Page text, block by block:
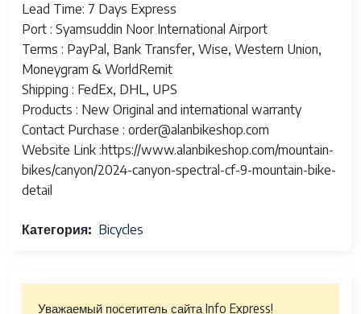
Lead Time: 7 Days Express
Port : Syamsuddin Noor International Airport
Terms : PayPal, Bank Transfer, Wise, Western Union,
Moneygram & WorldRemit
Shipping : FedEx, DHL, UPS
Products : New Original and international warranty
Contact Purchase : order@alanbikeshop.com
Website Link :https://www.alanbikeshop.com/mountain-
bikes/canyon/2024-canyon-spectral-cf-9-mountain-bike-
detail
Категория Bicycles
Уважаемый посетитель сайта Info Express!